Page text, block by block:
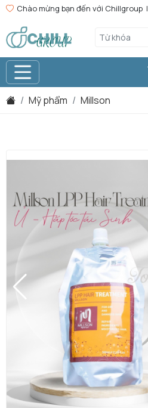
Chào mừng bạn đến với Chillgroup |
Mỹ phẩm Millson